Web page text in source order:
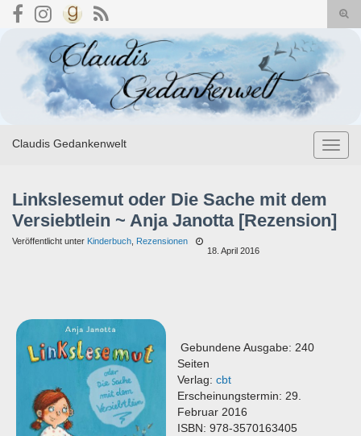
Search for:
Claudis Gedankenwelt
Linkslesemut oder Die Sache mit dem
Versiebtlein ~ Anja Janotta [Rezension]
Veröffentlicht unter Kinderbuch Rezensionen
18. April 2016
Gebundene Ausgabe: 240
Seiten
Verlag: cbt
Erscheinungstermin: 29.
Februar 2016
ISBN: 978-3570163405